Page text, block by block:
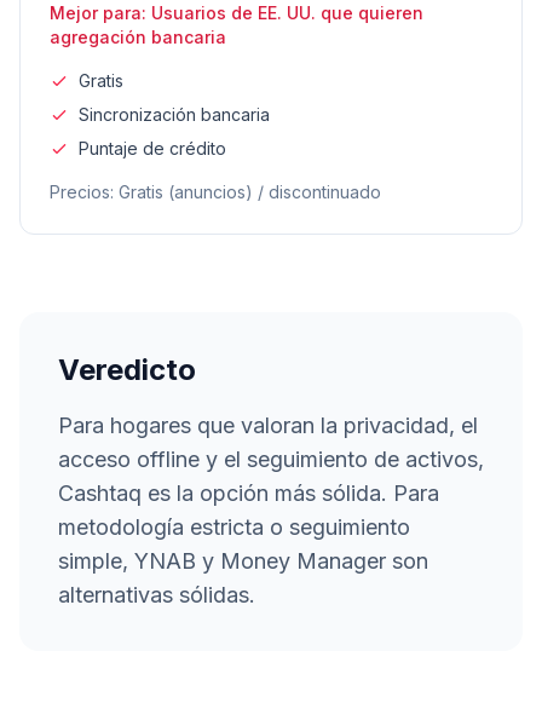
Mejor para: Usuarios de EE. UU. que quieren
agregación bancaria
Gratis
Sincronización bancaria
Puntaje de crédito
Precios: Gratis (anuncios) / discontinuado
Veredicto
Para hogares que valoran la privacidad, el
acceso offline y el seguimiento de activos,
Cashtaq es la opción más sólida. Para
metodología estricta o seguimiento
simple, YNAB y Money Manager son
alternativas sólidas.